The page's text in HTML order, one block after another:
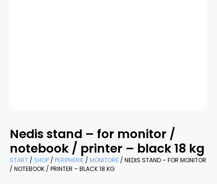
Nedis stand – for monitor /
notebook / printer – black 18 kg
START / SHOP / PERIPHERIE / MONITORE / NEDIS STAND – FOR MONITOR
/ NOTEBOOK / PRINTER – BLACK 18 KG